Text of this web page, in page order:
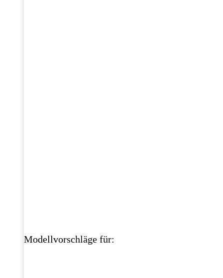
Modellvorschläge für: